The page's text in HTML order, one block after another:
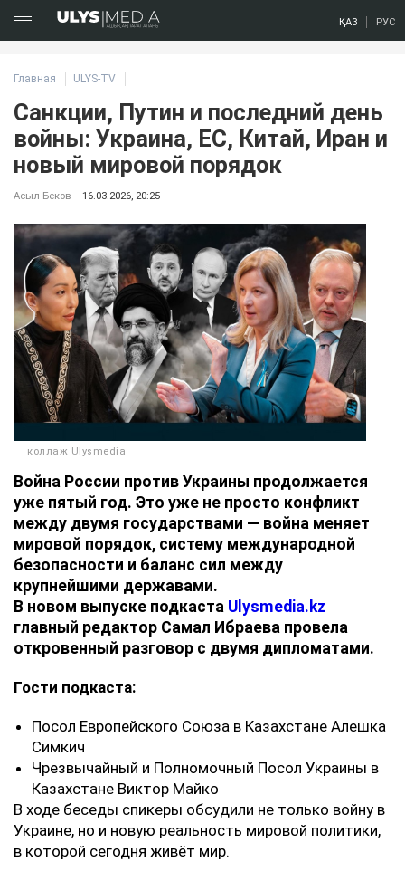
ҚАЗ РУС
Главная ULYS-TV
Санкции, Путин и последний день
войны: Украина, ЕС, Китай, Иран и
новый мировой порядок
Асыл Беков 16.03.2026, 20:25
коллаж Ulysmedia
Война России против Украины продолжается
уже пятый год. Это уже не просто конфликт
между двумя государствами — война меняет
мировой порядок, систему международной
безопасности и баланс сил между
крупнейшими державами.
В новом выпуске подкаста Ulysmedia.kz
главный редактор Самал Ибраева провела
откровенный разговор с двумя дипломатами.
Гости подкаста:
Посол Европейского Союза в Казахстане Алешка
Симкич
Чрезвычайный и Полномочный Посол Украины в
Казахстане Виктор Майко
В ходе беседы спикеры обсудили не только войну в
Украине, но и новую реальность мировой политики,
в которой сегодня живёт мир.